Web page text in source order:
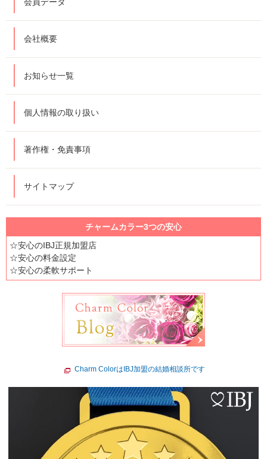
会社概要
お知らせ一覧
個人情報の取り扱い
著作権・免責事項
サイトマップ
チャームカラー3つの安心
☆安心のIBJ正規加盟店
☆安心の料金設定
☆安心の柔軟サポート
Charm ColorはIBJ加盟の結婚相談所です